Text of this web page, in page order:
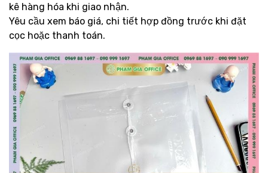
kê hàng hóa khi giao nhận.
Yêu cầu xem báo giá, chi tiết hợp đồng trước khi đặt
cọc hoặc thanh toán.